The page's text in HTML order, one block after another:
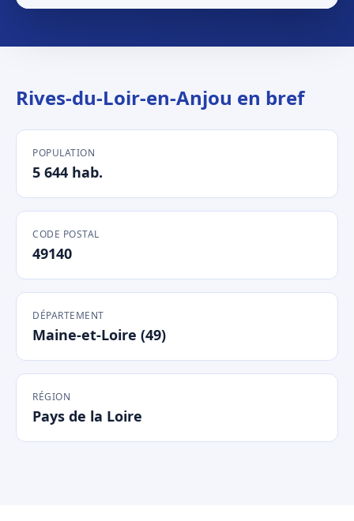
Rives-du-Loir-en-Anjou en bref
POPULATION
5 644 hab.
CODE POSTAL
49140
DÉPARTEMENT
Maine-et-Loire (49)
RÉGION
Pays de la Loire